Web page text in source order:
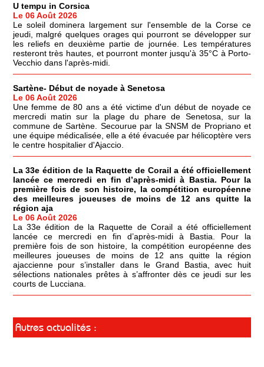
U tempu in Corsica
Le 06 Août 2026
Le soleil dominera largement sur l'ensemble de la Corse ce
jeudi, malgré quelques orages qui pourront se développer sur
les reliefs en deuxième partie de journée. Les températures
resteront très hautes, et pourront monter jusqu'à 35°C à Porto-
Vecchio dans l'après-midi.
Sartène- Début de noyade à Senetosa
Le 06 Août 2026
Une femme de 80 ans a été victime d'un début de noyade ce
mercredi matin sur la plage du phare de Senetosa, sur la
commune de Sartène. Secourue par la SNSM de Propriano et
une équipe médicalisée, elle a été évacuée par hélicoptère vers
le centre hospitalier d'Ajaccio.
La 33e édition de la Raquette de Corail a été officiellement
lancée ce mercredi en fin d’après-midi à Bastia. Pour la
première fois de son histoire, la compétition européenne
des meilleures joueuses de moins de 12 ans quitte la
région aja
Le 06 Août 2026
La 33e édition de la Raquette de Corail a été officiellement
lancée ce mercredi en fin d’après-midi à Bastia. Pour la
première fois de son histoire, la compétition européenne des
meilleures joueuses de moins de 12 ans quitte la région
ajaccienne pour s’installer dans le Grand Bastia, avec huit
sélections nationales prêtes à s’affronter dès ce jeudi sur les
courts de Lucciana.
Autres actualités :